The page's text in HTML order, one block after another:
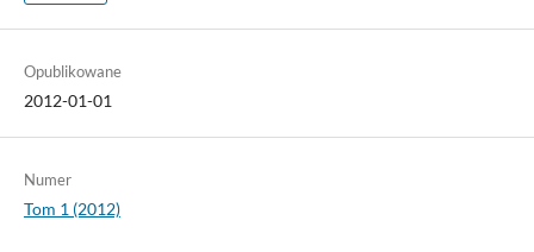
Opublikowane
2012-01-01
Numer
Tom 1 (2012)